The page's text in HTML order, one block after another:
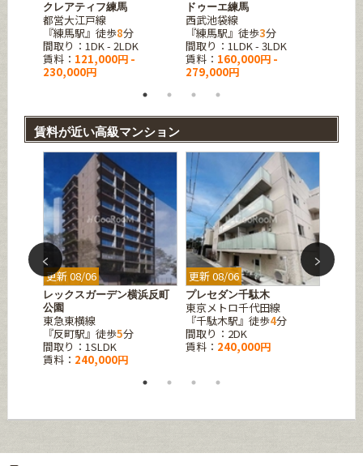
クレアティフ練馬
都営大江戸線
『練馬駅』徒歩8分
間取り：1DK - 2LDK
賃料： 121,000円 -
230,000円
ドゥーエ練馬
西武池袋線
『練馬駅』徒歩3分
間取り：1LDK - 3LDK
賃料： 160,000円 -
279,000円
賃料が近い高級マンション
更新 08/06
レックスガーデン横浜反町
公園
東急東横線
『反町駅』徒歩5分
間取り：1SLDK
賃料： 240,000円
更新 08/06
プレセダン千駄木
東京メトロ千代田線
『千駄木駅』徒歩4分
間取り：2DK
賃料： 240,000円